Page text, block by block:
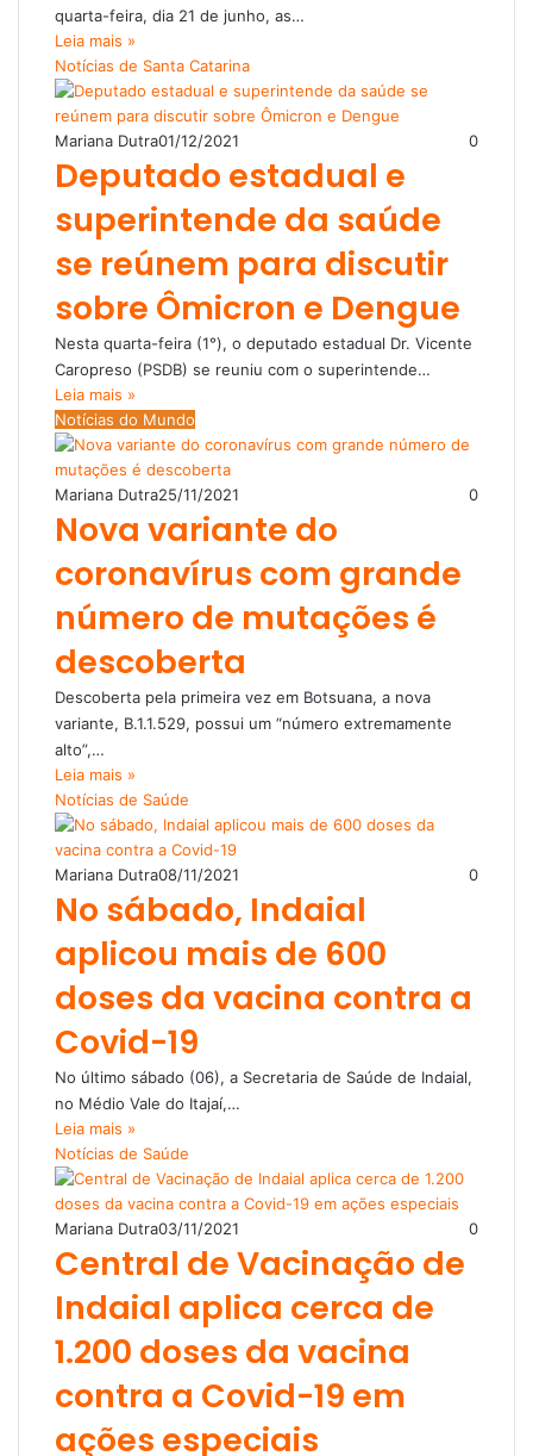
quarta-feira, dia 21 de junho, as…
Leia mais »
Notícias de Santa Catarina
Mariana Dutra01/12/2021 0
Deputado estadual e
superintende da saúde
se reúnem para discutir
sobre Ômicron e Dengue
Nesta quarta-feira (1°), o deputado estadual Dr. Vicente
Caropreso (PSDB) se reuniu com o superintende…
Leia mais »
Notícias do Mundo
Mariana Dutra25/11/2021 0
Nova variante do
coronavírus com grande
número de mutações é
descoberta
Descoberta pela primeira vez em Botsuana, a nova
variante, B.1.1.529, possui um “número extremamente
alto”,…
Leia mais »
Notícias de Saúde
Mariana Dutra08/11/2021 0
No sábado, Indaial
aplicou mais de 600
doses da vacina contra a
Covid-19
No último sábado (06), a Secretaria de Saúde de Indaial,
no Médio Vale do Itajaí,…
Leia mais »
Notícias de Saúde
Mariana Dutra03/11/2021 0
Central de Vacinação de
Indaial aplica cerca de
1.200 doses da vacina
contra a Covid-19 em
ações especiais